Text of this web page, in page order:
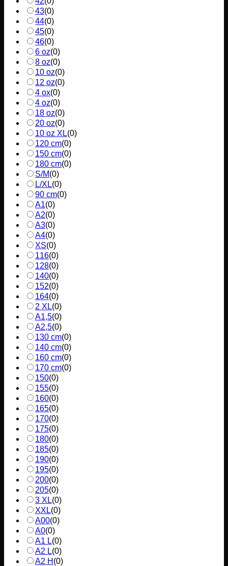
43(0)
44(0)
45(0)
46(0)
6 oz(0)
8 oz(0)
10 oz(0)
12 oz(0)
4 ox(0)
4 oz(0)
18 oz(0)
20 oz(0)
10 oz XL(0)
120 cm(0)
150 cm(0)
180 cm(0)
S/M(0)
L/XL(0)
90 cm(0)
A1(0)
A2(0)
A3(0)
A4(0)
XS(0)
116(0)
128(0)
140(0)
152(0)
164(0)
2 XL(0)
A1,5(0)
A2,5(0)
130 cm(0)
140 cm(0)
160 cm(0)
170 cm(0)
150(0)
155(0)
160(0)
165(0)
170(0)
175(0)
180(0)
185(0)
190(0)
195(0)
200(0)
205(0)
3 XL(0)
XXL(0)
A00(0)
A0(0)
A1 L(0)
A2 L(0)
A2 H (0)